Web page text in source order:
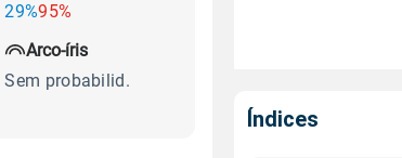
29%95%
Arco-íris
Sem probabilid.
Índices